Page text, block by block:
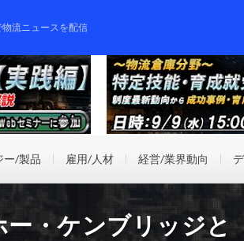
流ニュースを配信
ー/製品 雇用/人材 経営/業界動向
・ケンブリッジと